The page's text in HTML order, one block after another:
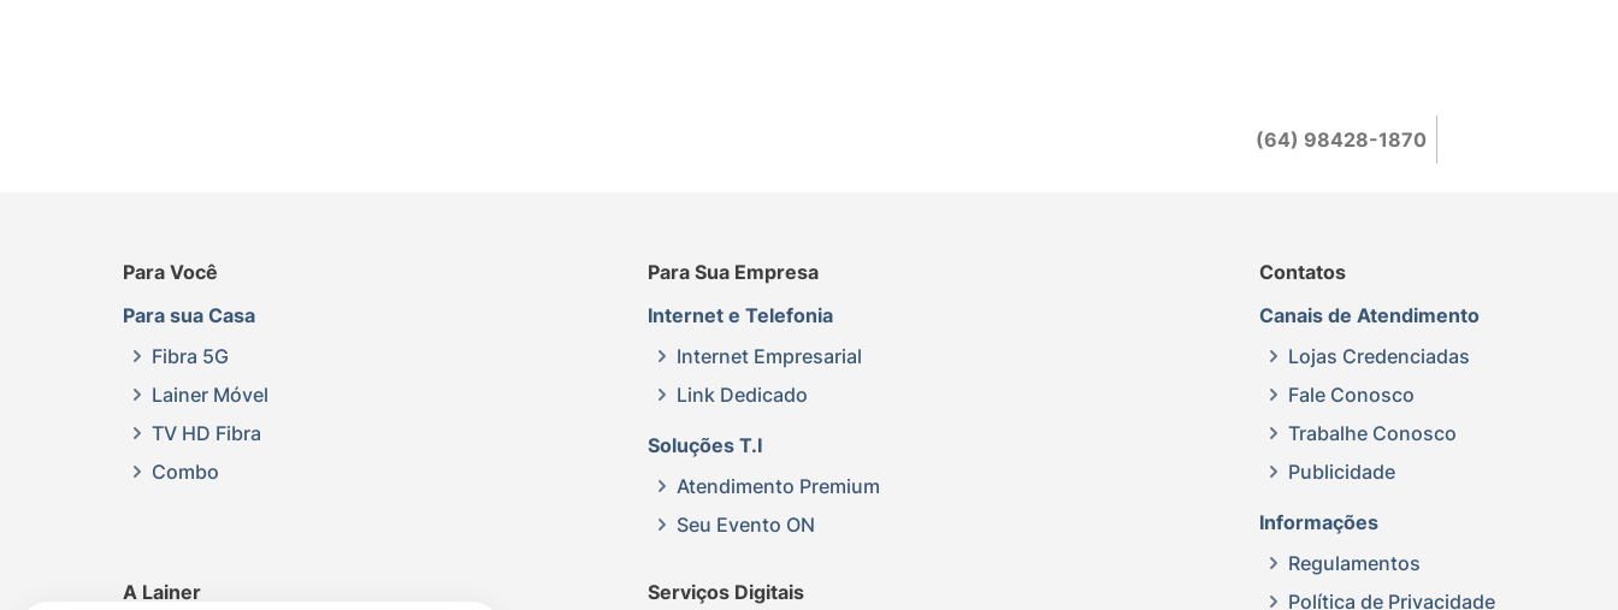
(64) 98428-1870
Para Você
Para sua Casa
Fibra 5G
Lainer Móvel
TV HD Fibra
Combo
Para Sua Empresa
Internet e Telefonia
Internet Empresarial
Link Dedicado
Soluções T.I
Atendimento Premium
Seu Evento ON
A Lainer
Contatos
Canais de Atendimento
Lojas Credenciadas
Fale Conosco
Trabalhe Conosco
Publicidade
Informações
Regulamentos
Política de Privacidade
Serviços Digitais